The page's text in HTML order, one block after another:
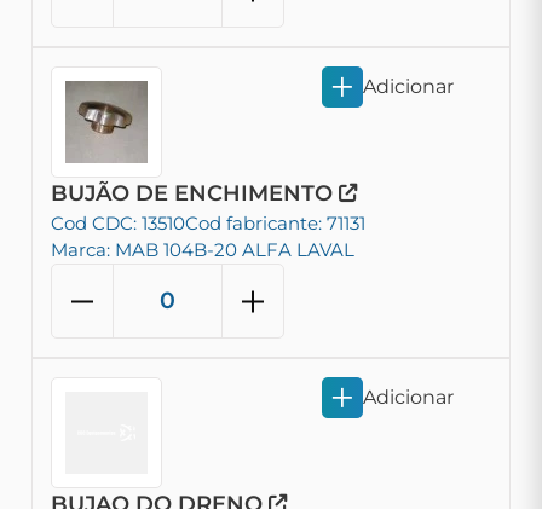
BUJÃO DE ENCHIMENTO
Cod CDC: 13510Cod fabricante: 71131
Marca: MAB 104B-20 ALFA LAVAL
Adicionar
Adicionar